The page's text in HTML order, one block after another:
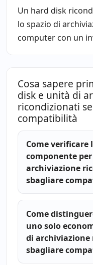
Un hard disk
lo spazio di
computer con un
Cosa sapere
disk e unità di
ricondizionati
compatibilità
Come
componente
archiviazione
sbagliare
Come
uno solo
di archiviazione
sbagliare